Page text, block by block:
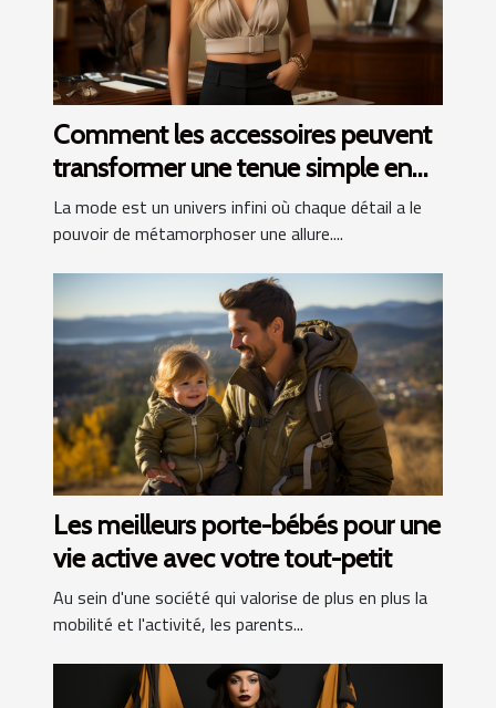
Comment les accessoires peuvent
transformer une tenue simple en
look de mode
La mode est un univers infini où chaque détail a le
pouvoir de métamorphoser une allure....
Les meilleurs porte-bébés pour une
vie active avec votre tout-petit
Au sein d'une société qui valorise de plus en plus la
mobilité et l'activité, les parents...